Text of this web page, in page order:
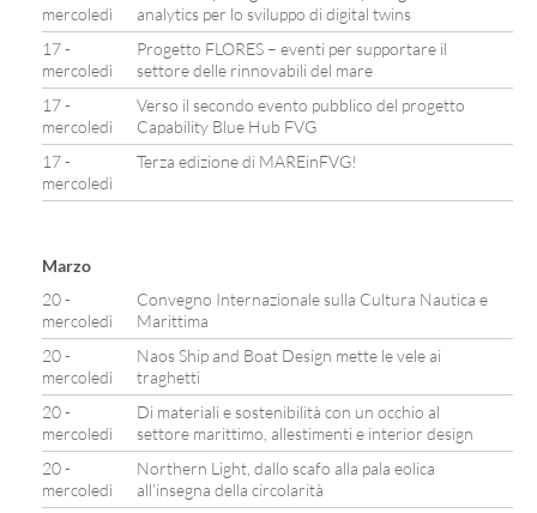
mercoledì
analytics per lo sviluppo di digital twins
17 -
mercoledì
Progetto FLORES – eventi per supportare il
settore delle rinnovabili del mare
17 -
mercoledì
Verso il secondo evento pubblico del progetto
Capability Blue Hub FVG
17 -
mercoledì
Terza edizione di MAREinFVG!
Marzo
20 -
mercoledì
Convegno Internazionale sulla Cultura Nautica e
Marittima
20 -
mercoledì
Naos Ship and Boat Design mette le vele ai
traghetti
20 -
mercoledì
Di materiali e sostenibilità con un occhio al
settore marittimo, allestimenti e interior design
20 -
mercoledì
Northern Light, dallo scafo alla pala eolica
all’insegna della circolarità